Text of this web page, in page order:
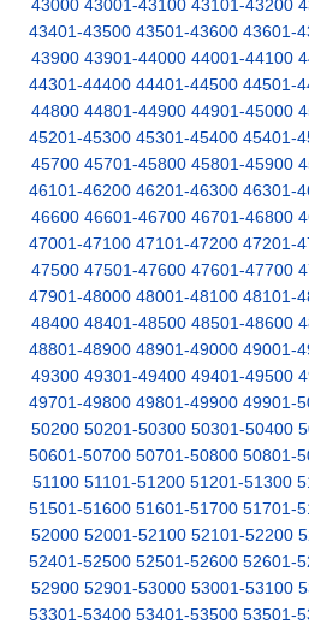
43000 43001-43100 43101-43200
43401-43500 43501-43600 43601-
43900 43901-44000 44001-44100
44301-44400 44401-44500 44501-
44800 44801-44900 44901-45000
45201-45300 45301-45400 45401-
45700 45701-45800 45801-45900
46101-46200 46201-46300 46301-
46600 46601-46700 46701-46800
47001-47100 47101-47200 47201-
47500 47501-47600 47601-47700
47901-48000 48001-48100 48101-
48400 48401-48500 48501-48600
48801-48900 48901-49000 49001-
49300 49301-49400 49401-49500
49701-49800 49801-49900 49901-
50200 50201-50300 50301-50400
50601-50700 50701-50800 50801-
51100 51101-51200 51201-51300
51501-51600 51601-51700 51701-
52000 52001-52100 52101-52200
52401-52500 52501-52600 52601-
52900 52901-53000 53001-53100
53301-53400 53401-53500 53501-